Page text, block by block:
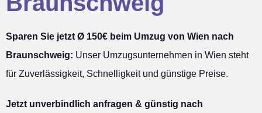
Sparen Sie jetzt Ø 150€ beim Umzug von Wien nach
Braunschweig: Unser Umzugsunternehmen in Wien steht
für Zuverlässigkeit, Schnelligkeit und günstige Preise.
Jetzt unverbindlich anfragen & günstig nach